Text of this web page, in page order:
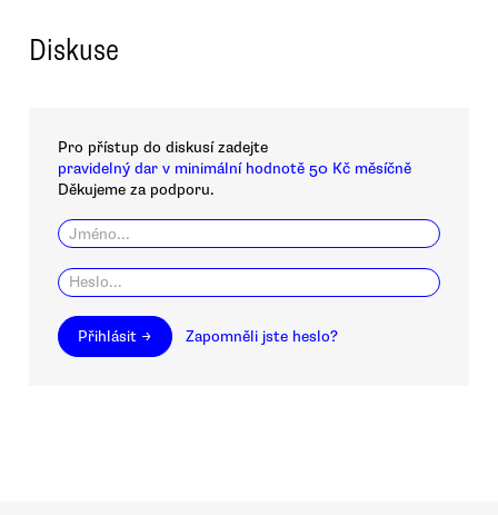
Diskuse
Pro přístup do diskusí zadejte
pravidelný dar v minimální hodnotě 50 Kč měsíčně
Děkujeme za podporu.
Přihlásit → Zapomněli jste heslo?